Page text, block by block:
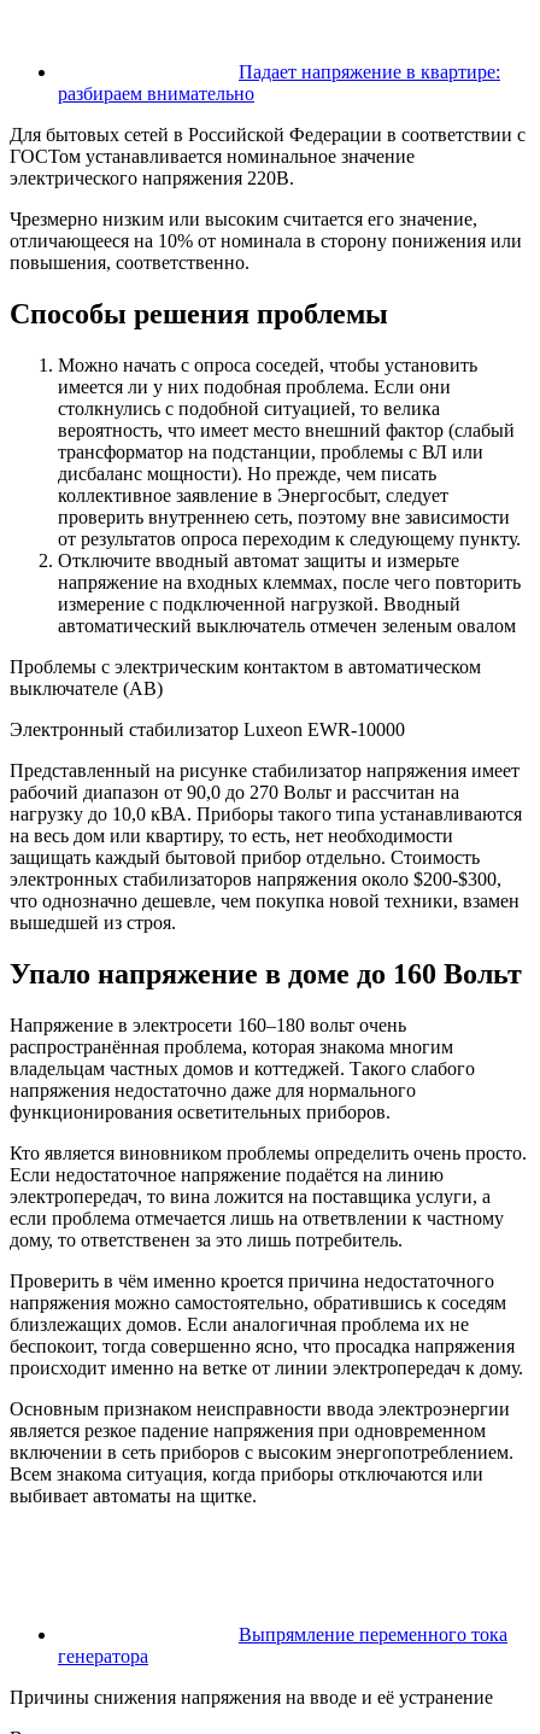
Падает напряжение в квартире:
разбираем внимательно
Для бытовых сетей в Российской Федерации в соответствии с
ГОСТом устанавливается номинальное значение
электрического напряжения 220В.
Чрезмерно низким или высоким считается его значение,
отличающееся на 10% от номинала в сторону понижения или
повышения, соответственно.
Способы решения проблемы
Можно начать с опроса соседей, чтобы установить
имеется ли у них подобная проблема. Если они
столкнулись с подобной ситуацией, то велика
вероятность, что имеет место внешний фактор (слабый
трансформатор на подстанции, проблемы с ВЛ или
дисбаланс мощности). Но прежде, чем писать
коллективное заявление в Энергосбыт, следует
проверить внутреннею сеть, поэтому вне зависимости
от результатов опроса переходим к следующему пункту.
Отключите вводный автомат защиты и измерьте
напряжение на входных клеммах, после чего повторить
измерение с подключенной нагрузкой. Вводный
автоматический выключатель отмечен зеленым овалом
Проблемы с электрическим контактом в автоматическом
выключателе (АВ)
Электронный стабилизатор Luxeon EWR-10000
Представленный на рисунке стабилизатор напряжения имеет
рабочий диапазон от 90,0 до 270 Вольт и рассчитан на
нагрузку до 10,0 кВА. Приборы такого типа устанавливаются
на весь дом или квартиру, то есть, нет необходимости
защищать каждый бытовой прибор отдельно. Стоимость
электронных стабилизаторов напряжения около $200-$300,
что однозначно дешевле, чем покупка новой техники, взамен
вышедшей из строя.
Упало напряжение в доме до 160 Вольт
Напряжение в электросети 160–180 вольт очень
распространённая проблема, которая знакома многим
владельцам частных домов и коттеджей. Такого слабого
напряжения недостаточно даже для нормального
функционирования осветительных приборов.
Кто является виновником проблемы определить очень просто.
Если недостаточное напряжение подаётся на линию
электропередач, то вина ложится на поставщика услуги, а
если проблема отмечается лишь на ответвлении к частному
дому, то ответственен за это лишь потребитель.
Проверить в чём именно кроется причина недостаточного
напряжения можно самостоятельно, обратившись к соседям
близлежащих домов. Если аналогичная проблема их не
беспокоит, тогда совершенно ясно, что просадка напряжения
происходит именно на ветке от линии электропередач к дому.
Основным признаком неисправности ввода электроэнергии
является резкое падение напряжения при одновременном
включении в сеть приборов с высоким энергопотреблением.
Всем знакома ситуация, когда приборы отключаются или
выбивает автоматы на щитке.
Выпрямление переменного тока
генератора
Причины снижения напряжения на вводе и её устранение